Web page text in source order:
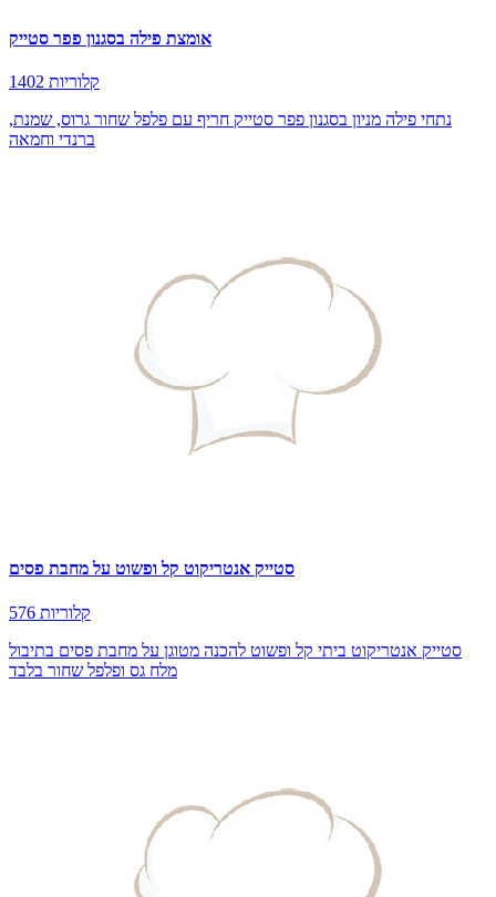
אומצת פילה בסגנון פפר סטייק
1402 קלוריות
נתחי פילה מניון בסגנון פפר סטייק חריף עם פלפל שחור גרוס, שמנת,
ברנדי וחמאה
סטייק אנטריקוט קל ופשוט על מחבת פסים
576 קלוריות
סטייק אנטריקוט ביתי קל ופשוט להכנה מטוגן על מחבת פסים בתיבול
מלח גס ופלפל שחור בלבד